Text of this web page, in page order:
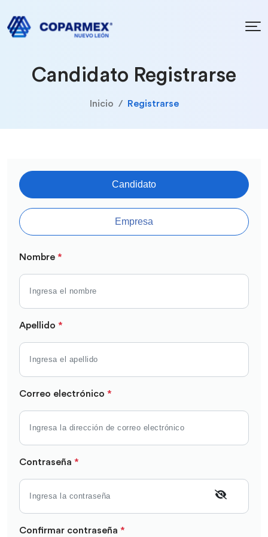
Candidato Registrarse
Inicio Registrarse
Candidato
Empresa
Nombre *
Apellido *
Correo electrónico *
Contraseña *
Confirmar contraseña *